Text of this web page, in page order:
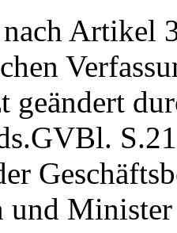
Artikel
geändert
Minister